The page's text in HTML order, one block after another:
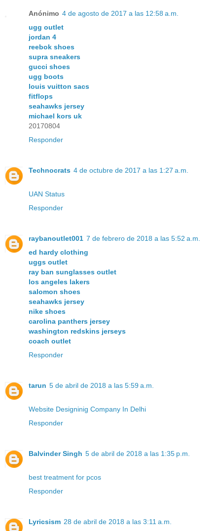
Anónimo 4 de agosto de 2017 a las 12:58 a.m.
ugg outlet
jordan 4
reebok shoes
supra sneakers
gucci shoes
ugg boots
louis vuitton sacs
fitflops
seahawks jersey
michael kors uk
20170804
Responder
Technocrats 4 de octubre de 2017 a las 1:27 a.m.
UAN Status
Responder
raybanoutlet001 7 de febrero de 2018 a las 5:52 a.m.
ed hardy clothing
uggs outlet
ray ban sunglasses outlet
los angeles lakers
salomon shoes
seahawks jersey
nike shoes
carolina panthers jersey
washington redskins jerseys
coach outlet
Responder
tarun 5 de abril de 2018 a las 5:59 a.m.
Website Designinig Company In Delhi
Responder
Balvinder Singh 5 de abril de 2018 a las 1:35 p.m.
best treatment for pcos
Responder
Lyricsism 28 de abril de 2018 a las 3:11 a.m.